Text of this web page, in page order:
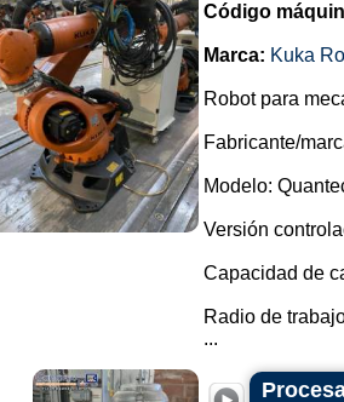
Código
Marca: Kuka
Robot para
Fabricante/
Modelo:
Versión
Capacidad de
Radio de
...